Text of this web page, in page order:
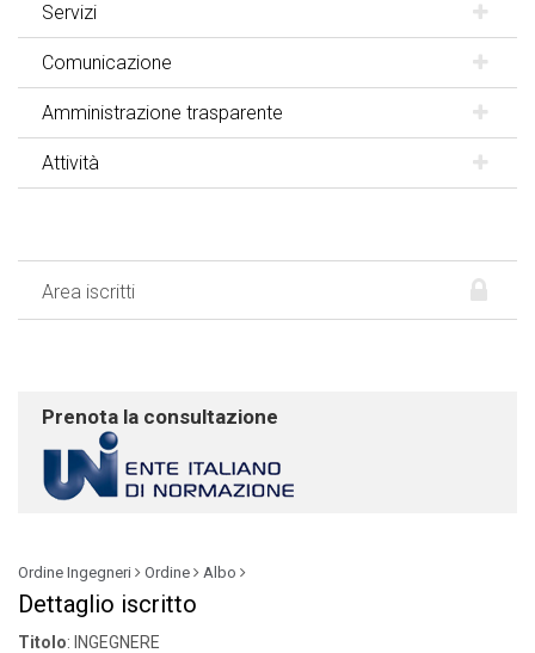
Servizi
Comunicazione
Amministrazione trasparente
Attività
Area iscritti
Prenota la consultazione
Ordine Ingegneri Ordine Albo
Dettaglio iscritto
Titolo: INGEGNERE